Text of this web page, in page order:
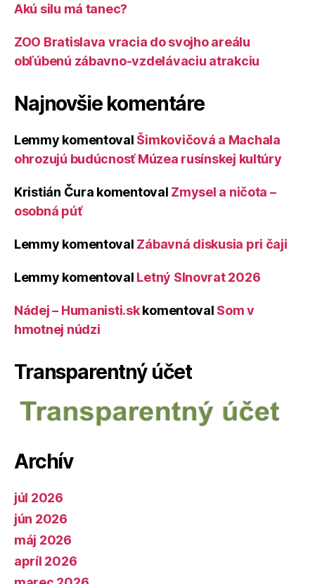
Akú silu má tanec?
ZOO Bratislava vracia do svojho areálu
obľúbenú zábavno-vzdelávaciu atrakciu
Najnovšie komentáre
Lemmy komentoval Šimkovičová a Machala
ohrozujú budúcnosť Múzea rusínskej kultúry
Kristián Čura komentoval Zmysel a ničota –
osobná púť
Lemmy komentoval Zábavná diskusia pri čaji
Lemmy komentoval Letný Slnovrat 2026
Nádej – Humanisti.skkomentoval Som v
hmotnej núdzi
Transparentný účet
Archív
júl 2026
jún 2026
máj 2026
apríl 2026